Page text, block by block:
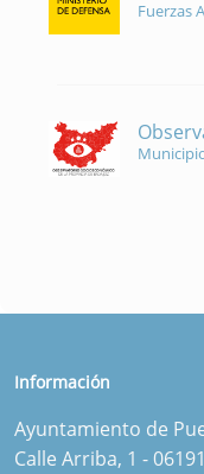
Fuerzas
Información
Ayuntamiento de
Calle Arriba, 1 -